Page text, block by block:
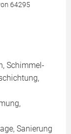
64295
Schimmel-
Sanierung